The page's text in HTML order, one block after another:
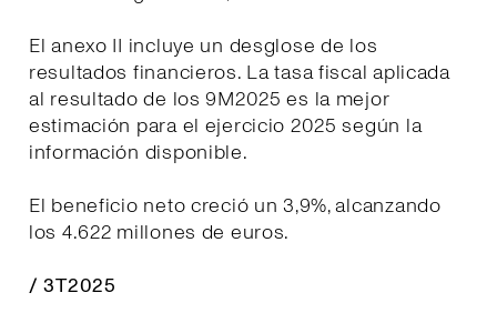
El anexo II incluye un desglose de los
resultados financieros. La tasa fiscal aplicada
al resultado de los 9M2025 es la mejor
estimación para el ejercicio 2025 según la
información disponible.
El beneficio neto creció un 3,9%, alcanzando
los 4.622 millones de euros.
/ 3T2025